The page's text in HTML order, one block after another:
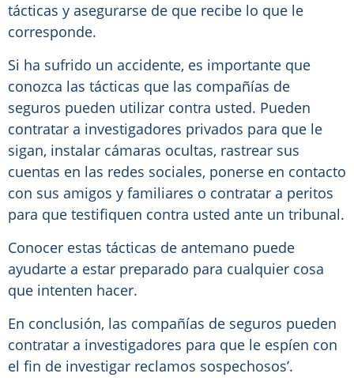
tácticas y asegurarse de que recibe lo que le
corresponde.
Si ha sufrido un accidente, es importante que
conozca las tácticas que las compañías de
seguros pueden utilizar contra usted. Pueden
contratar a investigadores privados para que le
sigan, instalar cámaras ocultas, rastrear sus
cuentas en las redes sociales, ponerse en contacto
con sus amigos y familiares o contratar a peritos
para que testifiquen contra usted ante un tribunal.
Conocer estas tácticas de antemano puede
ayudarte a estar preparado para cualquier cosa
que intenten hacer.
En conclusión, las compañías de seguros pueden
contratar a investigadores para que le espíen con
el fin de investigar reclamos sospechosos’.